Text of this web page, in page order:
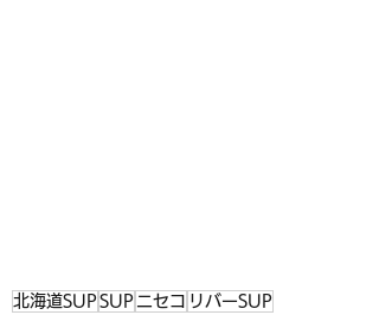
北海道SUPSUP ニセコ リバーSUP